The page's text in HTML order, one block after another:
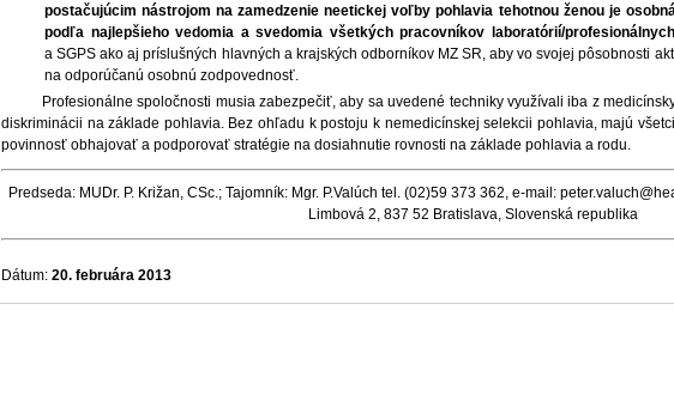
postačujúcim nástrojom na zamedzenie neetickej voľby pohlavia tehotnou ženou je
podľa najlepšieho vedomia a svedomia všetkých pracovníkov laboratórií/
a SGPS ako aj príslušných hlavných a krajských odborníkov MZ SR, aby vo svojej pôsobnosti
na odporúčanú osobnú zodpovednosť.
Profesionálne spoločnosti musia zabezpečiť, aby sa uvedené techniky využívali iba z
diskriminácii na základe pohlavia. Bez ohľadu k postoju k nemedicínskej selekcii pohlavia, majú
povinnosť obhajovať a podporovať stratégie na dosiahnutie rovnosti na základe pohlavia a rodu.
Predseda: MUDr. P. Križan, CSc.; Tajomník: Mgr. P.Valúch tel. (02)59 373 362, e-mail:
Limbová 2, 837 52 Bratislava, Slovenská republika
Dátum: 20. februára 2013